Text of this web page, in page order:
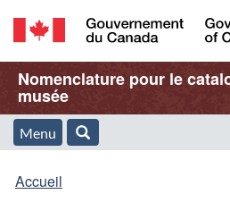
au
à
« À
à
la
/
Government
of
Canada
Nom
de
l'application
Web
Nomenclature pour le
musée
Menu
et
Menu
Vous
Accueil